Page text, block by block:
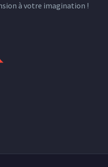
à votre imagination !